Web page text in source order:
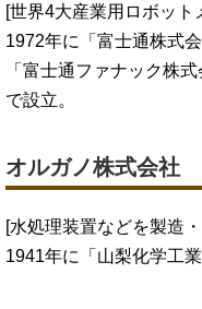
[世界4大産業用ロボット
1972年に「富士通株式
「富士通ファナック株
で設立。
オルガノ株式会社
[水処理装置などを製造
1941年に「山梨化学工